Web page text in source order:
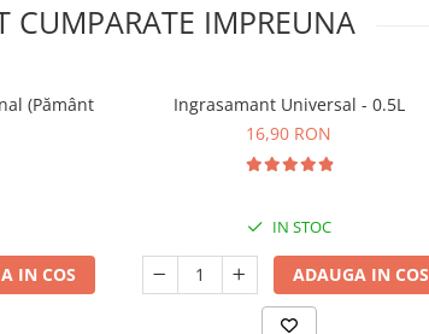
CUMPARATE IMPREUNA
(Pământ
IN COS
Ingrasamant Universal - 0.5L
16,90 RON
IN STOC
ADAUGA IN COS